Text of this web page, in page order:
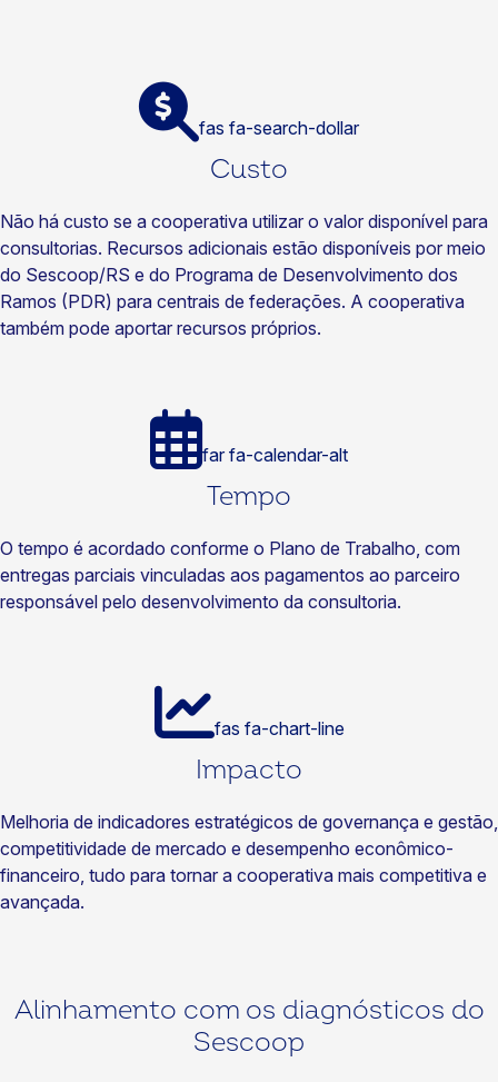
fas fa-search-dollar
Custo
Não há custo se a cooperativa utilizar o valor disponível para
consultorias. Recursos adicionais estão disponíveis por meio
do Sescoop/RS e do Programa de Desenvolvimento dos
Ramos (PDR) para centrais de federações. A cooperativa
também pode aportar recursos próprios.
far fa-calendar-alt
Tempo
O tempo é acordado conforme o Plano de Trabalho, com
entregas parciais vinculadas aos pagamentos ao parceiro
responsável pelo desenvolvimento da consultoria.
fas fa-chart-line
Impacto
Melhoria de indicadores estratégicos de governança e gestão,
competitividade de mercado e desempenho econômico-
financeiro, tudo para tornar a cooperativa mais competitiva e
avançada.
Alinhamento com os diagnósticos do
Sescoop